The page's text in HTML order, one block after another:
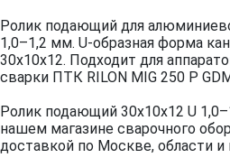
Ролик подающий для
1,0–1,2 мм. U-образная форма
30х10х12. Подходит для
сварки ПТК RILON MIG 250 P
Ролик подающий 30х10х12 U
нашем магазине сварочного
доставкой по Москве, области и